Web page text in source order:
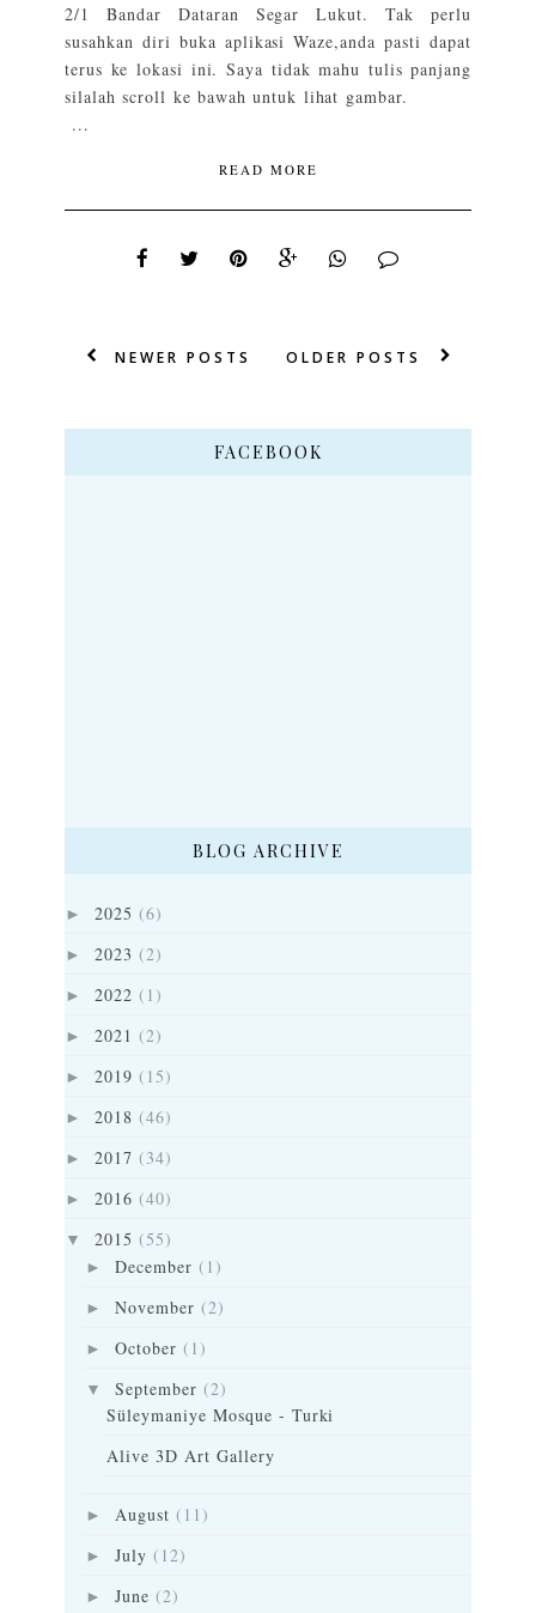
2/1 Bandar Dataran Segar Lukut. Tak perlu
susahkan diri buka aplikasi Waze,anda pasti dapat
terus ke lokasi ini. Saya tidak mahu tulis panjang
silalah scroll ke bawah untuk lihat gambar.
...
READ MORE
NEWER POSTS OLDER POSTS
FACEBOOK
BLOG ARCHIVE
► 2025 (6)
► 2023 (2)
► 2022 (1)
► 2021 (2)
► 2019 (15)
► 2018 (46)
► 2017 (34)
► 2016 (40)
▼ 2015 (55)
► December (1)
► November (2)
► October (1)
▼ September (2)
Süleymaniye Mosque - Turki
Alive 3D Art Gallery
► August (11)
► July (12)
► June (2)